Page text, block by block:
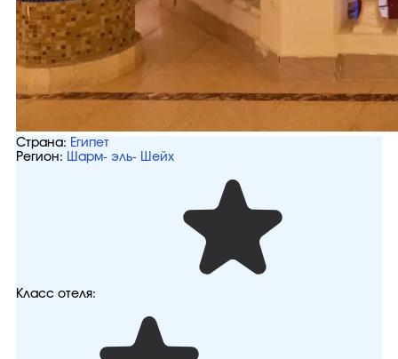
Страна: Египет
Регион: Шарм- эль- Шейх
Класс отеля: